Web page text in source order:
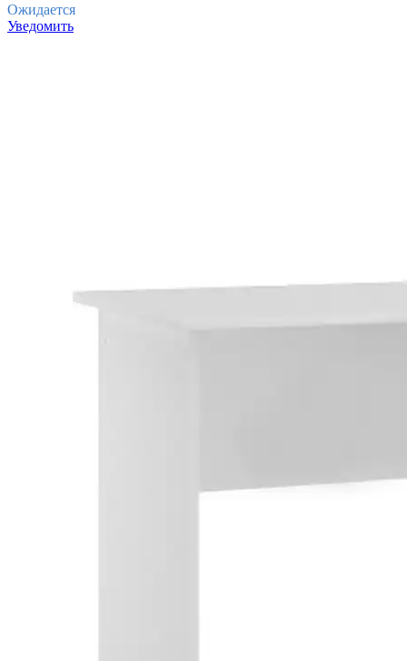
Ожидается
Уведомить